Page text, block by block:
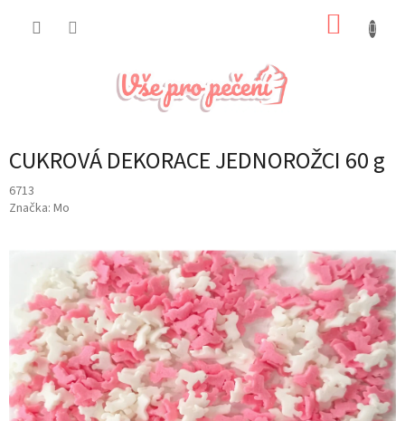
CUKROVÁ DEKORACE JEDNOROŽCI 60 g
6713
Značka: Mo